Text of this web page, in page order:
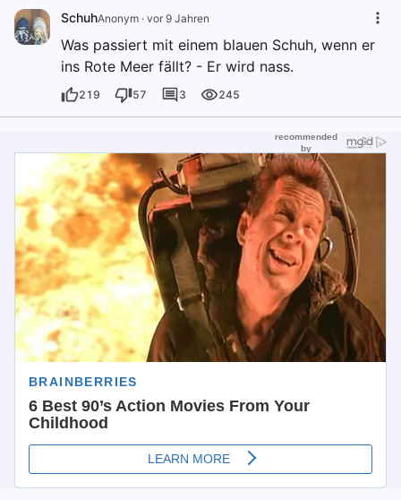
SchuhAnonym · vor 9 Jahren
Was passiert mit einem blauen Schuh, wenn er
ins Rote Meer fällt? - Er wird nass.
219 57 3 245